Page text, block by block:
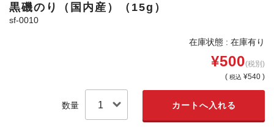
黒磯のり（国内産）（15g）
sf-0010
在庫状態 : 在庫有り
¥500(税別)
( 税込 ¥540 )
数量